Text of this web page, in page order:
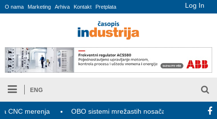
Log In
O nama Marketing Arhiva Kontakt Pretplata
ENG
merenja OBO sistemi mrežastih nosača kablova Novi